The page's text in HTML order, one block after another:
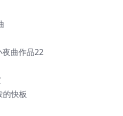
夜曲作品22
的快板